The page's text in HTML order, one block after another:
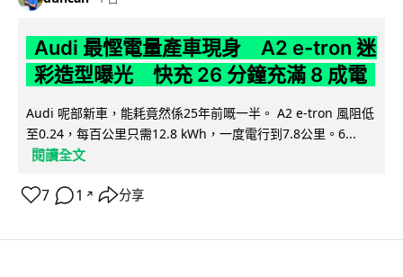
Audi 最慳電量產車現身 A2 e-tron 迷
彩造型曝光 快充 26 分鐘充滿 8 成電
Audi 呢部新車，能耗竟然係25年前嘅一半。 A2 e-tron 風阻低
至0.24，每百公里只需12.8 kWh，一度電行到7.8公里。6...
閱讀全文
7 1 ↗ 分享